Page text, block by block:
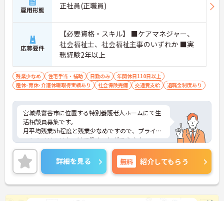
雇用形態 正社員(正職員)
応募要件
【必要資格・スキル】 ■ケアマネジャー、
社会福祉士、社会福祉主事のいずれか ■実
務経験2年以上
残業少なめ 住宅手当・補助 日勤のみ
年間休日110日以上
産休･育休･介護休暇取得実績あり
社会保険完備 交通費支給 退職金制度あり
宮城県富谷市に位置する特別養護老人ホームにて生
活相談員募集です。
月平均残業5h程度と残業少なめですので、プライベ
ートのメリハリをつけて働くことができます。
ご興味のある方には、面接対策ポイントなど、さら
に詳細をお話いたしますので、お気軽にご相談くだ
さい。
詳細を見る 無料 紹介してもらう